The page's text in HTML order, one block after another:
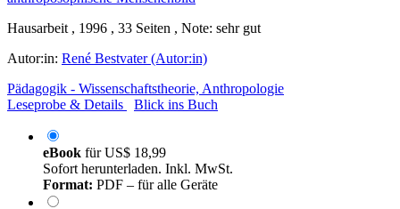
Hausarbeit , 1996 , 33 Seiten , Note: sehr gut
Autor:in: René Bestvater (Autor:in)
Pädagogik - Wissenschaftstheorie, Anthropologie
Leseprobe & Details
Blick ins Buch
eBook fürUS$ 18,99
Sofort herunterladen. Inkl. MwSt.
Format: PDF – für alle Geräte